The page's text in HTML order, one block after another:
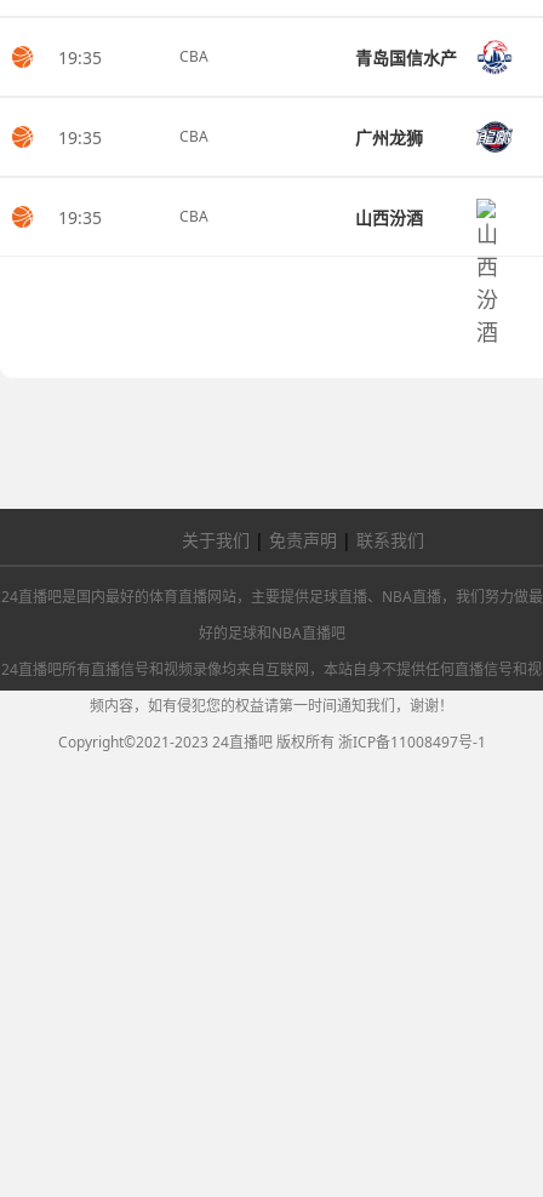
19:35 CBA 青岛国信水产
19:35 CBA 广州龙狮
19:35 CBA 山西汾酒
关于我们 | 免责声明 | 联系我们
24直播吧是国内最好的体育直播网站，主要提供足球直播、NBA直播，我们努力做最
好的足球和NBA直播吧
24直播吧所有直播信号和视频录像均来自互联网，本站自身不提供任何直播信号和视
频内容，如有侵犯您的权益请第一时间通知我们，谢谢！
Copyright©2021-2023 24直播吧 版权所有浙ICP备11008497号-1